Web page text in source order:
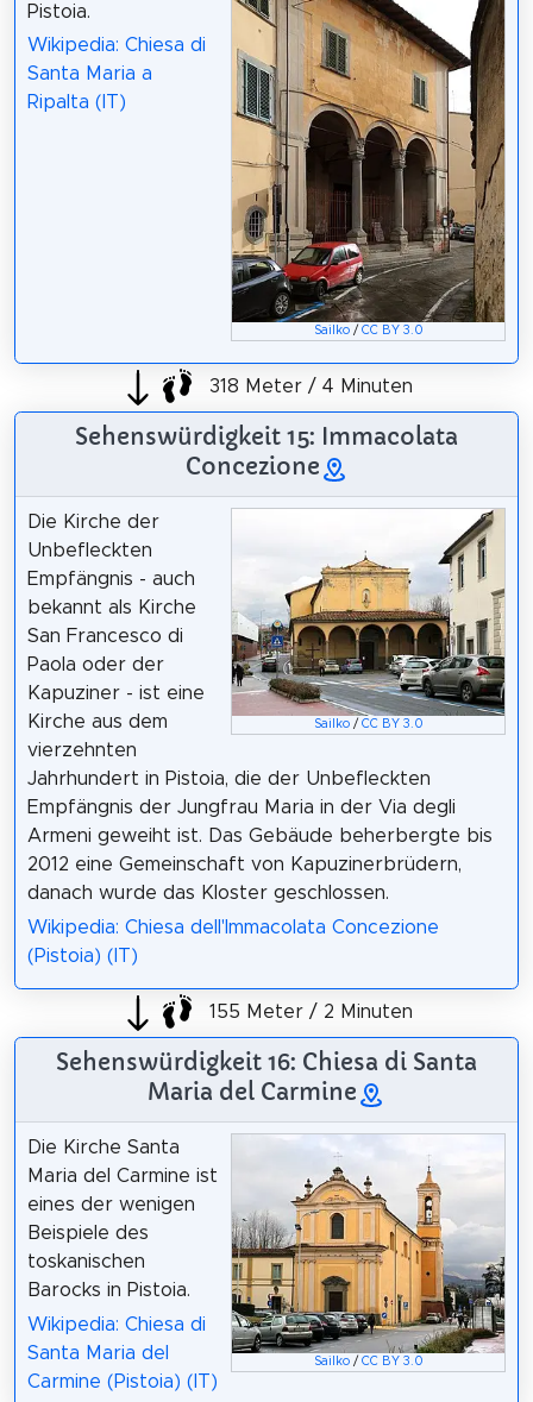
Sailko/ CC BY 3.0
Pistoia.
Wikipedia: Chiesa di
Santa Maria a
Ripalta (IT)
318 Meter / 4 Minuten
Sehenswürdigkeit 15: Immacolata
Concezione
Sailko/ CC BY 3.0
Die Kirche der
Unbefleckten
Empfängnis - auch
bekannt als Kirche
San Francesco di
Paola oder der
Kapuziner - ist eine
Kirche aus dem
vierzehnten
Jahrhundert in Pistoia, die der Unbefleckten
Empfängnis der Jungfrau Maria in der Via degli
Armeni geweiht ist. Das Gebäude beherbergte bis
2012 eine Gemeinschaft von Kapuzinerbrüdern,
danach wurde das Kloster geschlossen.
Wikipedia: Chiesa dell'Immacolata Concezione
(Pistoia) (IT)
155 Meter / 2 Minuten
Sehenswürdigkeit 16: Chiesa di Santa
Maria del Carmine
Sailko/ CC BY 3.0
Die Kirche Santa
Maria del Carmine ist
eines der wenigen
Beispiele des
toskanischen
Barocks in Pistoia.
Wikipedia: Chiesa di
Santa Maria del
Carmine (Pistoia) (IT)